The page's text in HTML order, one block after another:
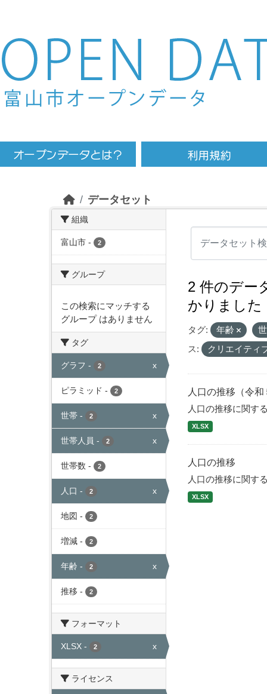
Skip to main content
データセット
組織
富山市 - 2
グループ
この検索にマッチする
グループ はありません
タグ
グラフ - 2 x
ピラミッド - 2
世帯 - 2 x
世帯人員 - 2 x
世帯数 - 2
人口 - 2 x
地図 - 2
増減 - 2
年齢 - 2 x
推移 - 2
フォーマット
XLSX - 2 x
ライセンス
2 件のデー
かりました
タグ: 年齢
ス:
クリエイティ
人口の推移（令和
人口の推移に関す
XLSX
人口の推移
人口の推移に関す
XLSX